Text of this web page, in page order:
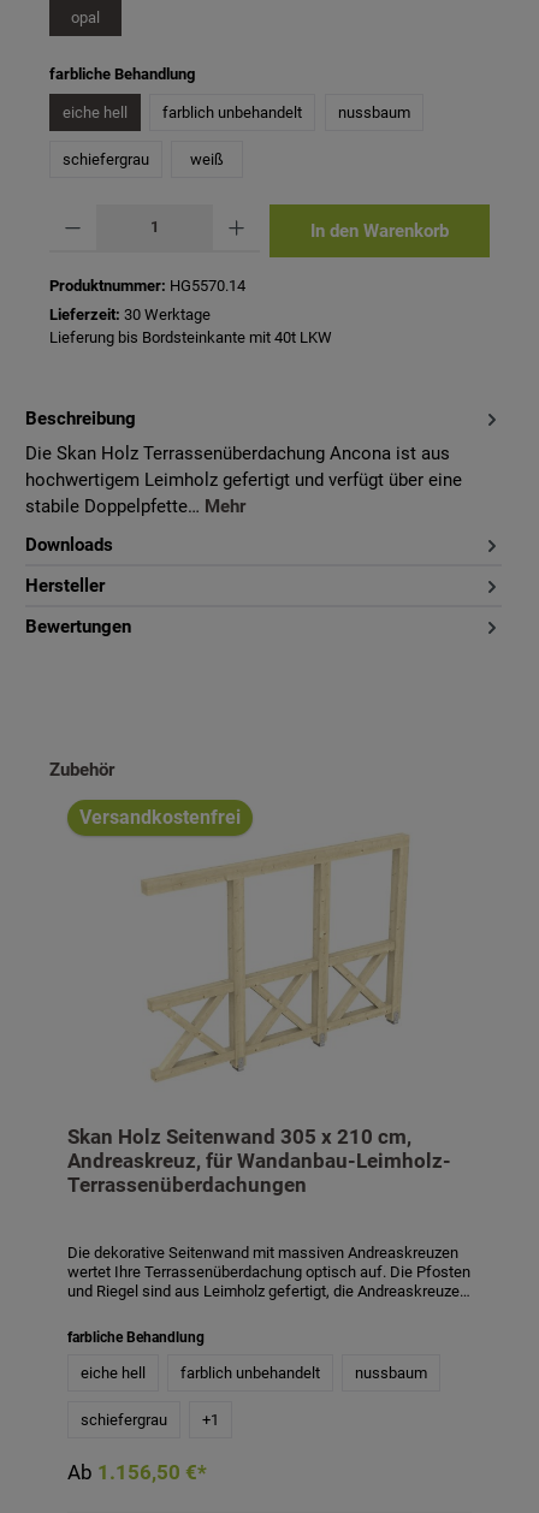
opal
farbliche Behandlungauswählen
eiche hell farblich unbehandelt nussbaum
schiefergrau weiß
In den Warenkorb
Produktnummer: HG5570.14
Lieferzeit: 30 Werktage
Lieferung bis Bordsteinkante mit 40t LKW
Beschreibung
Die Skan Holz Terrassenüberdachung Ancona ist aus
hochwertigem Leimholz gefertigt und verfügt über eine
stabile Doppelpfette… Mehr
Downloads
Hersteller
Bewertungen
Produktgalerie überspringen
Zubehör
Versandkostenfrei
Skan Holz Seitenwand 305 x 210 cm,
Andreaskreuz, für Wandanbau-Leimholz-
Terrassenüberdachungen
Die dekorative Seitenwand mit massiven Andreaskreuzen
wertet Ihre Terrassenüberdachung optisch auf. Die Pfosten
und Riegel sind aus Leimholz gefertigt, die Andreaskreuze
x 12 cm stark, die Riegel 10 x 10 cm, die Kreuze 8 x 8 cm.
Die Aufschraubstützen für die zusätzlichen Pfosten sind im
Lieferumfang enthalten. Die Höhe der Seitenwand beträgt
339 cm und 350 cm. Die Seitenwand ist auch mit
nussbaum und eiche hell gegen Aufpreis erhältlich. Die
farblich behandelten Teile des Bausatzes sind mit
farbliche Behandlung
eiche hell farblich unbehandelt nussbaum
schiefergrau +1
Ab 1.156,50 €*